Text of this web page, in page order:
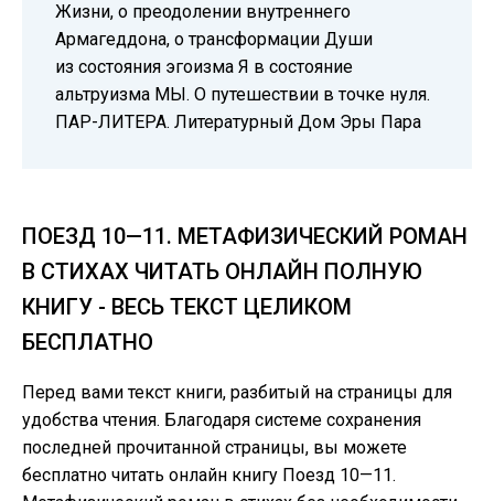
Жизни, о преодолении внутреннего
Армагеддона, о трансформации Души
из состояния эгоизма Я в состояние
альтруизма МЫ. О путешествии в точке нуля.
ПАР-ЛИТЕРА. Литературный Дом Эры Пара
ПОЕЗД 10—11. МЕТАФИЗИЧЕСКИЙ РОМАН
В СТИХАХ ЧИТАТЬ ОНЛАЙН ПОЛНУЮ
КНИГУ - ВЕСЬ ТЕКСТ ЦЕЛИКОМ
БЕСПЛАТНО
Перед вами текст книги, разбитый на страницы для
удобства чтения. Благодаря системе сохранения
последней прочитанной страницы, вы можете
бесплатно читать онлайн книгу Поезд 10—11.